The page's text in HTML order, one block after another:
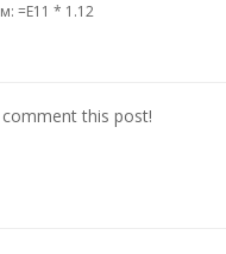
=E11 * 1.12
this post!